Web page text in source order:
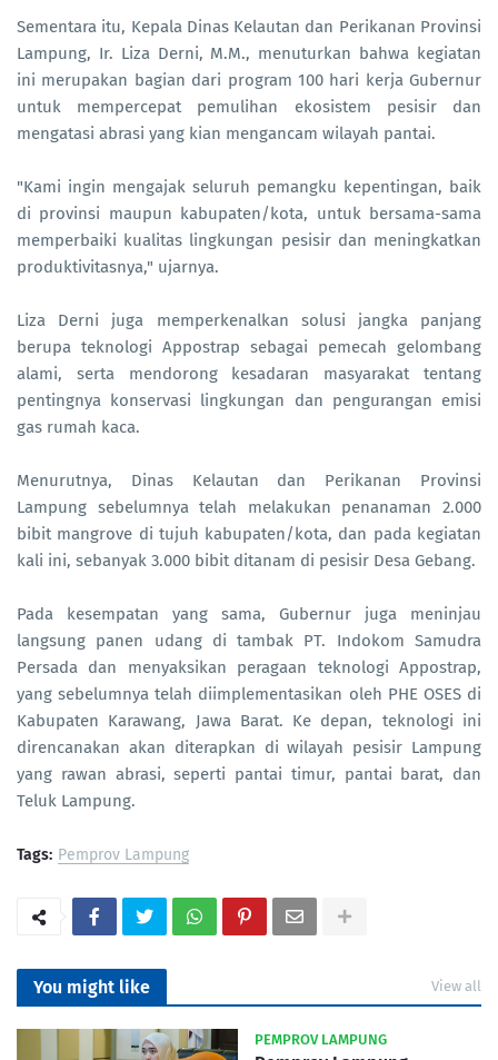
Sementara itu, Kepala Dinas Kelautan dan Perikanan Provinsi
Lampung, Ir. Liza Derni, M.M., menuturkan bahwa kegiatan
ini merupakan bagian dari program 100 hari kerja Gubernur
untuk mempercepat pemulihan ekosistem pesisir dan
mengatasi abrasi yang kian mengancam wilayah pantai.
"Kami ingin mengajak seluruh pemangku kepentingan, baik
di provinsi maupun kabupaten/kota, untuk bersama-sama
memperbaiki kualitas lingkungan pesisir dan meningkatkan
produktivitasnya," ujarnya.
Liza Derni juga memperkenalkan solusi jangka panjang
berupa teknologi Appostrap sebagai pemecah gelombang
alami, serta mendorong kesadaran masyarakat tentang
pentingnya konservasi lingkungan dan pengurangan emisi
gas rumah kaca.
Menurutnya, Dinas Kelautan dan Perikanan Provinsi
Lampung sebelumnya telah melakukan penanaman 2.000
bibit mangrove di tujuh kabupaten/kota, dan pada kegiatan
kali ini, sebanyak 3.000 bibit ditanam di pesisir Desa Gebang.
Pada kesempatan yang sama, Gubernur juga meninjau
langsung panen udang di tambak PT. Indokom Samudra
Persada dan menyaksikan peragaan teknologi Appostrap,
yang sebelumnya telah diimplementasikan oleh PHE OSES di
Kabupaten Karawang, Jawa Barat. Ke depan, teknologi ini
direncanakan akan diterapkan di wilayah pesisir Lampung
yang rawan abrasi, seperti pantai timur, pantai barat, dan
Teluk Lampung.
Tags: Pemprov Lampung
You might like View all
PEMPROV LAMPUNG